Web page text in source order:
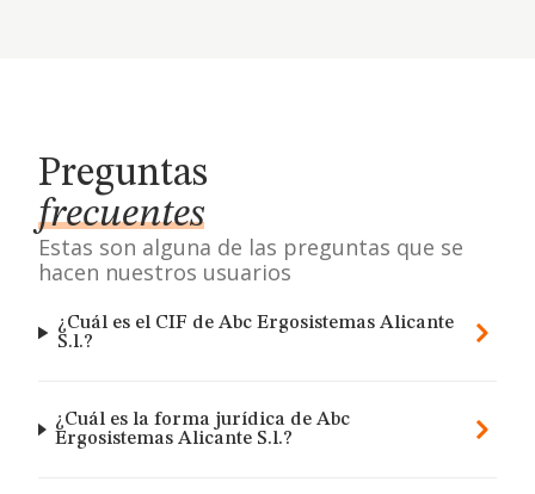
Preguntas
frecuentes
Estas son alguna de las preguntas que se
hacen nuestros usuarios
¿Cuál es el CIF de Abc Ergosistemas Alicante
S.l.?
¿Cuál es la forma jurídica de Abc
Ergosistemas Alicante S.l.?